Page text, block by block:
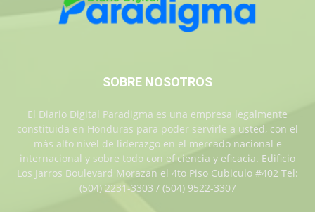
SOBRE NOSOTROS
El Diario Digital Paradigma es una empresa legalmente
constituida en Honduras para poder servirle a usted, con el
más alto nivel de liderazgo en el mercado nacional e
internacional y sobre todo con eficiencia y eficacia. Edificio
Los Jarros Boulevard Morazan el 4to Piso Cubiculo #402 Tel:
(504) 2231-3303 / (504) 9522-3307